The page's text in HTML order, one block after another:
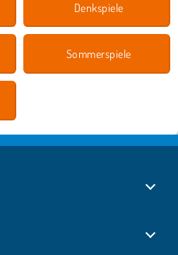
Denkspiele
Sommerspiele